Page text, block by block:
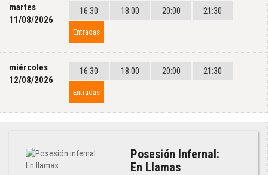
martes
11/08/2026
16:30 18:00 20:00 21:30
Entradas
miércoles
12/08/2026
16:30 18:00 20:00 21:30
Entradas
Posesión Infernal:
En Llamas